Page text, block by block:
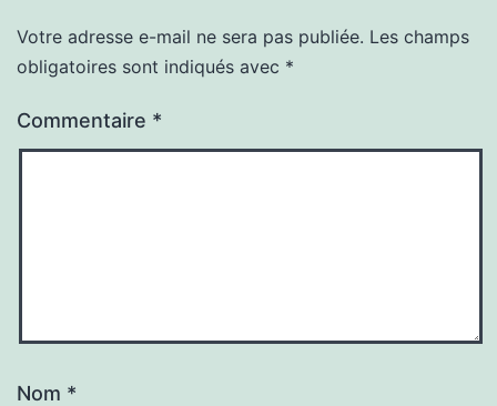
Votre adresse e-mail ne sera pas publiée. Les champs
obligatoires sont indiqués avec *
Commentaire *
Nom *